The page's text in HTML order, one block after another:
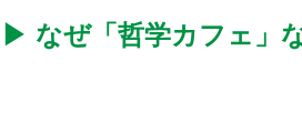
▶ なぜ「哲学カフェ」